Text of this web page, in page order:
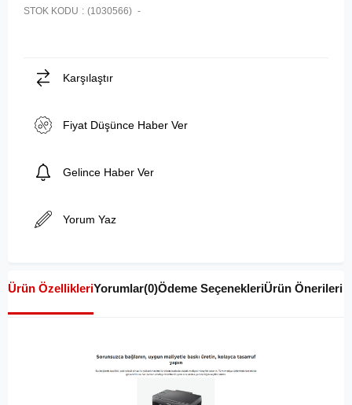
STOK KODU (1030566)
Karşılaştır
Fiyat Düşünce Haber Ver
Gelince Haber Ver
Yorum Yaz
Ürün ÖzellikleriYorumlar(0)Ödeme SeçenekleriÜrün Önerileri